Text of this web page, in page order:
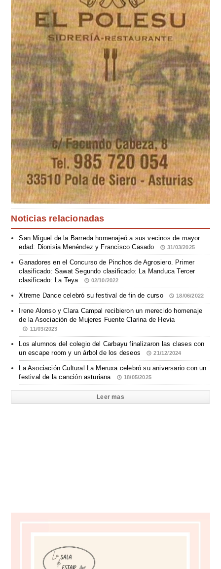
Noticias relacionadas
San Miguel de la Barreda homenajeó a sus vecinos de mayor
edad: Dionisia Menéndez y Francisco Casado
31/03/2025
Ganadores en el Concurso de Pinchos de Agrosiero. Primer
clasificado: Sawat Segundo clasificado: La Manduca Tercer
clasificado: La Teya
02/10/2022
Xtreme Dance celebró su festival de fin de curso 18/06/2022
Irene Alonso y Clara Campal recibieron un merecido homenaje
de la Asociación de Mujeres Fuente Clarina de Hevia
11/03/2023
Los alumnos del colegio del Carbayu finalizaron las clases con
un escape room y un árbol de los deseos
21/12/2024
La Asociación Cultural La Meruxa celebró su aniversario con un
festival de la canción asturiana
18/05/2025
Leer mas